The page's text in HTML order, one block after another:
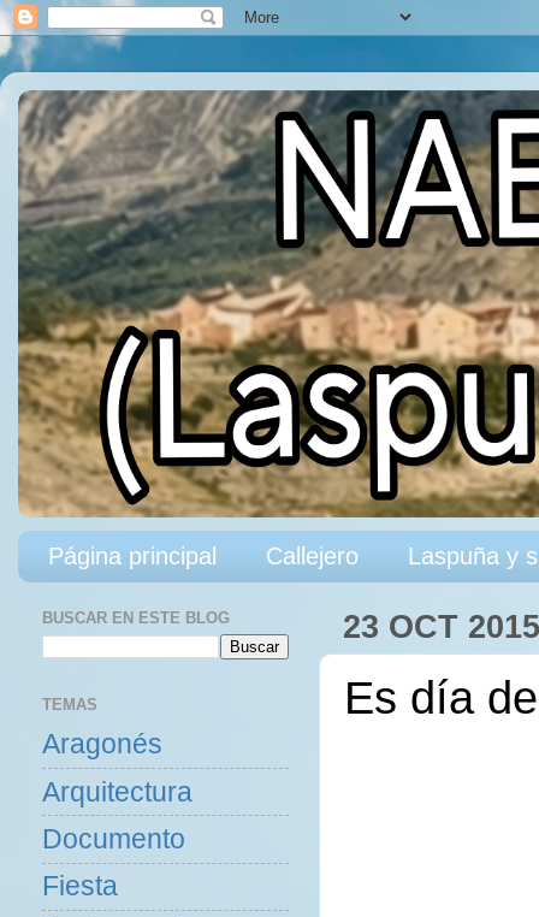
Página principal Callejero Laspuña y
23 OCT 2015
Es día
BUSCAR EN ESTE BLOG
TEMAS
Aragonés
Arquitectura
Documento
Fiesta